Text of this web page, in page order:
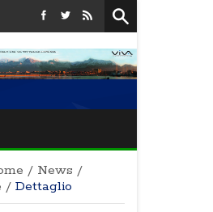
/ News /
/ Dettaglio